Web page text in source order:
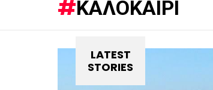
ΚΑΛΟΚΑΊΡΙ
LATEST
STORIES